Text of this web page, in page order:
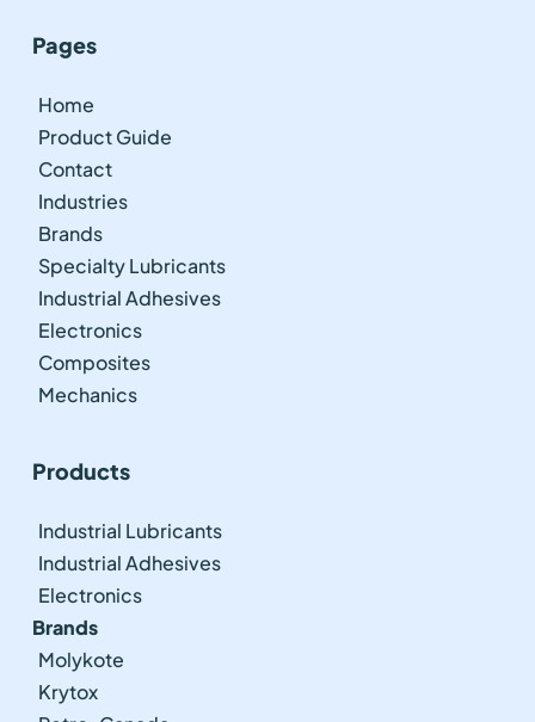
Pages
Home
Product Guide
Contact
Industries
Brands
Specialty Lubricants
Industrial Adhesives
Electronics
Composites
Mechanics
Products
Industrial Lubricants
Industrial Adhesives
Electronics
Brands
Molykote
Krytox